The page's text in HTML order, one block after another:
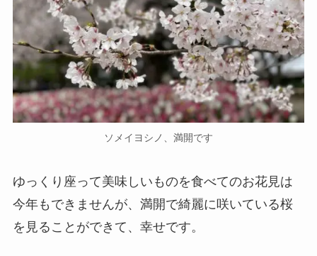
ソメイヨシノ、満開です
ゆっくり座って美味しいものを食べてのお花見は
今年もできませんが、満開で綺麗に咲いている桜
を見ることができて、幸せです。